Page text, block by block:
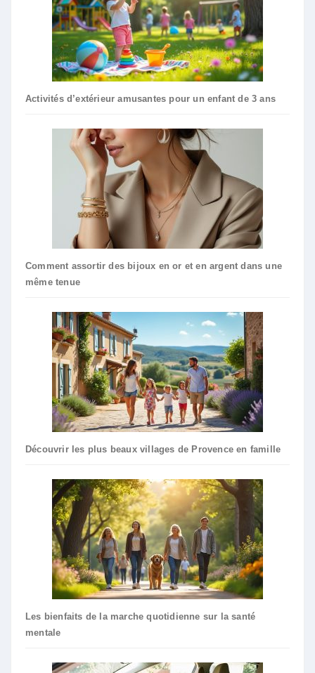
Activités d’extérieur amusantes pour un enfant de 3 ans
Comment assortir des bijoux en or et en argent dans une
même tenue
Découvrir les plus beaux villages de Provence en famille
Les bienfaits de la marche quotidienne sur la santé
mentale